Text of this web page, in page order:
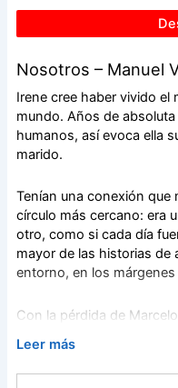
Nosotros – Manuel
Irene cree haber vivido
mundo. Años de
humanos, así evoca ella
marido.
Tenían una conexión que
círculo más cercano: era
otro, como si cada día
mayor de las historias de
entorno, en los
Con la pérdida de
pero ella descubre una
junto a él para salir
invocar a quien fue el
Leer más